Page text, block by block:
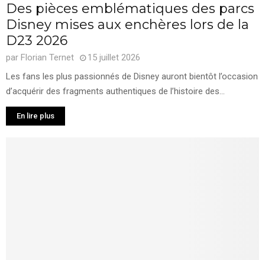
Des pièces emblématiques des parcs
Disney mises aux enchères lors de la
D23 2026
par Florian Ternet
15 juillet 2026
Les fans les plus passionnés de Disney auront bientôt l’occasion
d’acquérir des fragments authentiques de l’histoire des...
En lire plus